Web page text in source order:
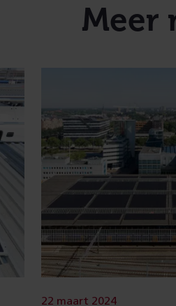
Meer
22 maart 2024